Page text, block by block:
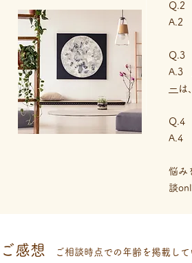
Q.2
A.2
Q.3
A.3
ー は
Q.4
A.4
け
悩み
談
​ご感想 ご相談時点での年齢を掲載して